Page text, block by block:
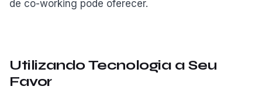
de co-working pode oferecer.
Utilizando Tecnologia a Seu
Favor